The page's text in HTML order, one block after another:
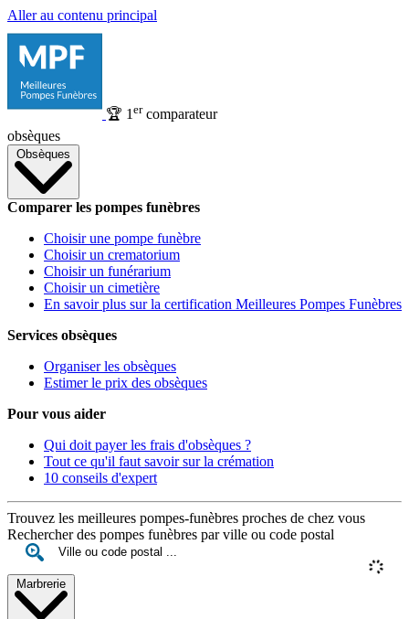
Aller au contenu principal
🏆 1 ercomparateur
obsèques
Obsèques
Comparer les pompes funèbres
Choisir une pompe funèbre
Choisir un crematorium
Choisir un funérarium
Choisir un cimetière
En savoir plus sur la certification Meilleures Pompes Funèbres
Services obsèques
Organiser les obsèques
Estimer le prix des obsèques
Pour vous aider
Qui doit payer les frais d'obsèques ?
Tout ce qu'il faut savoir sur la crémation
10 conseils d'expert
Trouvez les meilleures pompes-funèbres proches de chez vous
Rechercher des pompes funèbres par ville ou code postal
Marbrerie